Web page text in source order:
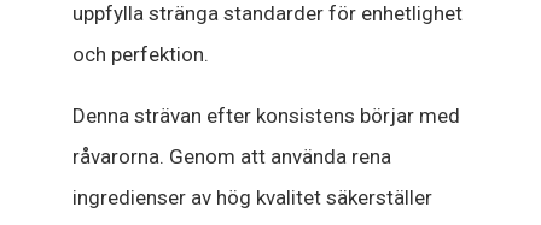
uppfylla stränga standarder för enhetlighet
och perfektion.
Denna strävan efter konsistens börjar med
råvarorna. Genom att använda rena
ingredienser av hög kvalitet säkerställer